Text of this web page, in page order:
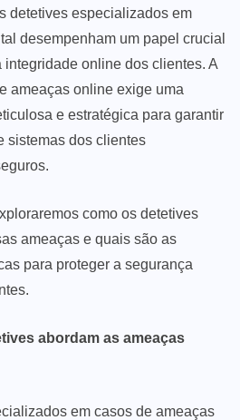
detetives especializados em
desempenham um papel crucial
integridade online dos clientes. A
ameaças online exige uma
e estratégica para garantir
sistemas dos clientes
como os detetives
ameaças e quais são as
para proteger a segurança
abordam as ameaças
em casos de ameaças